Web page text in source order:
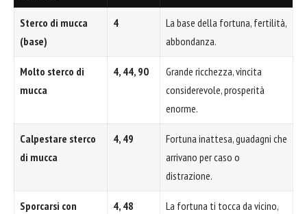
Sterco di mucca
(base)
4
La base della fortuna, fertilità,
abbondanza.
Molto sterco di
mucca
4, 44, 90
Grande ricchezza, vincita
considerevole, prosperità
enorme.
Calpestare sterco
di mucca
4, 49
Fortuna inattesa, guadagni che
arrivano per caso o
distrazione.
Sporcarsi con
4, 48
La fortuna ti tocca da vicino,